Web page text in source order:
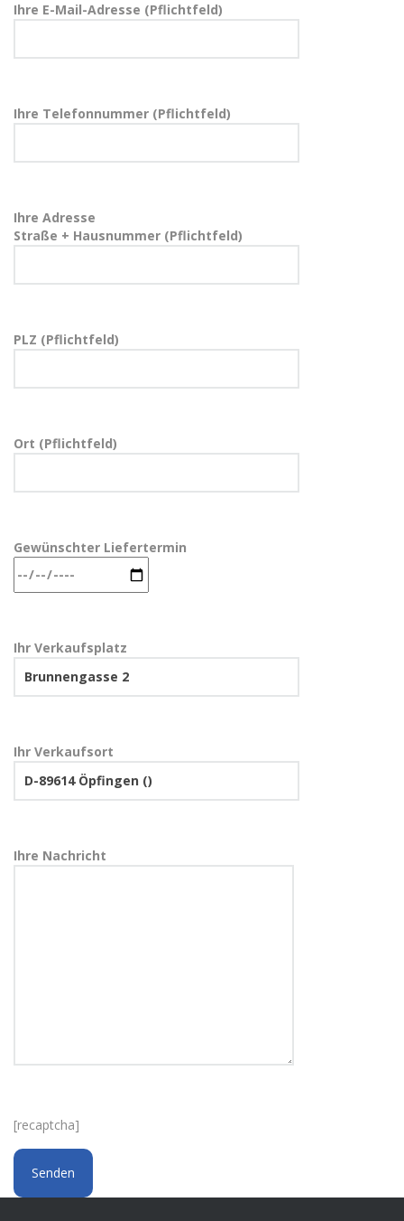
Ihre E-Mail-Adresse (Pflichtfeld)
Ihre Telefonnummer (Pflichtfeld)
Ihre Adresse
Straße + Hausnummer (Pflichtfeld)
PLZ (Pflichtfeld)
Ort (Pflichtfeld)
Gewünschter Liefertermin
Ihr Verkaufsplatz
Ihr Verkaufsort
Ihre Nachricht
[recaptcha]